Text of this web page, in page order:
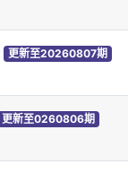
更新至20260807期
更新至0260806期